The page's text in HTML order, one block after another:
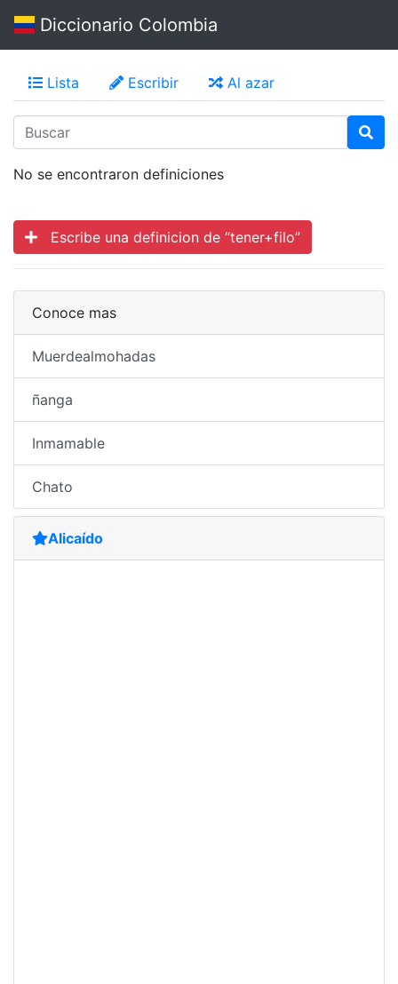
Diccionario Colombia
Lista Escribir Al azar
No se encontraron definiciones
Escribe una definicion de “tener+filo”
Conoce mas
Muerdealmohadas
ñanga
Inmamable
Chato
Alicaído